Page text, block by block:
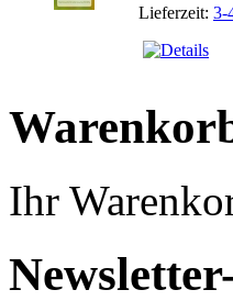
Lieferzeit: 3-
Ihr